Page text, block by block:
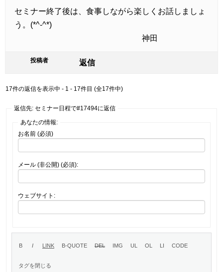
セミナー終了後は、食事しながら楽しくお話しましょ
う。(*^-^*)
神田
投稿者 返信
17件の返信を表示中 - 1 - 17件目 (全17件中)
返信先: セミナー日程で#17494に返信
あなたの情報:
お名前 (必須)
メール (非公開) (必須):
ウェブサイト: